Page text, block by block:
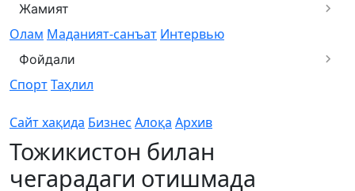
Жамият
Олам Маданият-санъат Интервью
Фойдали
СпортТаҳлил
Сайт хақида Бизнес Алоқа Архив
Тожикистон билан
чегарадаги отишмада